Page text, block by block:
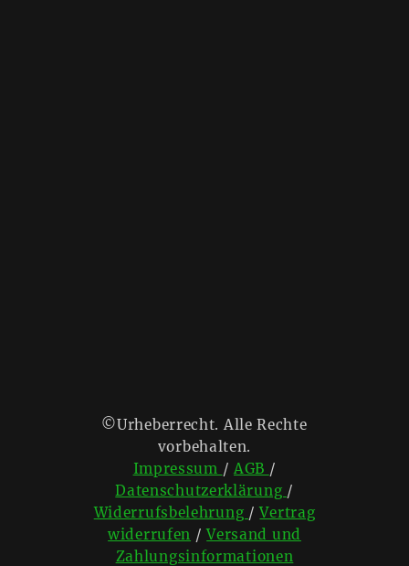
©Urheberrecht. Alle Rechte
vorbehalten.
Impressum / AGB /
Datenschutzerklärung /
Widerrufsbelehrung /Vertrag
widerrufen /Versand und
Zahlungsinformationen